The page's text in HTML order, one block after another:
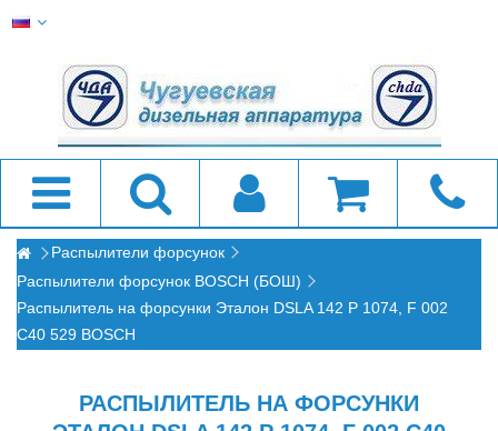
Распылители форсунок
Распылители форсунок BOSCH (БОШ)
Распылитель на форсунки Эталон DSLA 142 P 1074, F 002
C40 529 BOSCH
РАСПЫЛИТЕЛЬ НА ФОРСУНКИ